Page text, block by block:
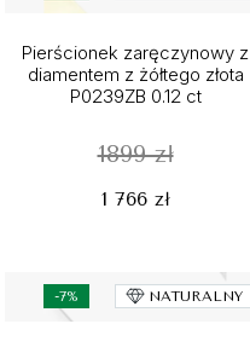
Pierścionek zaręczynowy z
diamentem z żółtego złota
P0239ZB 0.12 ct
1899 zł
1 766 zł
-7% NATURALNY